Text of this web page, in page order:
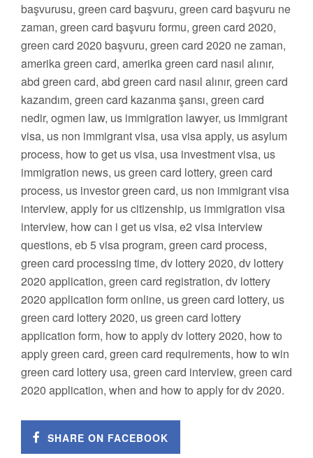
başvurusu, green card başvuru, green card başvuru ne
zaman, green card başvuru formu, green card 2020,
green card 2020 başvuru, green card 2020 ne zaman,
amerika green card, amerika green card nasıl alınır,
abd green card, abd green card nasıl alınır, green card
kazandım, green card kazanma şansı, green card
nedir, ogmen law, us immigration lawyer, us immigrant
visa, us non immigrant visa, usa visa apply, us asylum
process, how to get us visa, usa investment visa, us
immigration news, us green card lottery, green card
process, us investor green card, us non immigrant visa
interview, apply for us citizenship, us immigration visa
interview, how can i get us visa, e2 visa interview
questions, eb 5 visa program, green card process,
green card processing time, dv lottery 2020, dv lottery
2020 application, green card registration, dv lottery
2020 application form online, us green card lottery, us
green card lottery 2020, us green card lottery
application form, how to apply dv lottery 2020, how to
apply green card, green card requirements, how to win
green card lottery usa, green card interview, green card
2020 application, when and how to apply for dv 2020.
SHARE ON FACEBOOK